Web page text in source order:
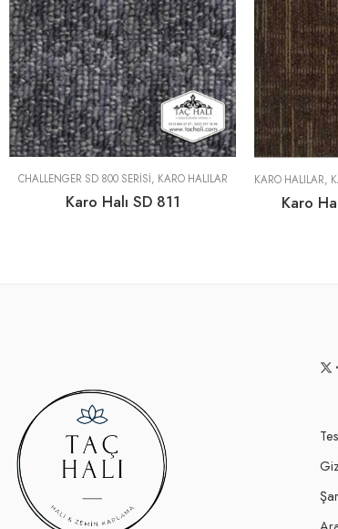
CHALLENGER SD 800 SERISI, KARO HALILAR
Karo Halı SD 811
KARO HALILAR,
Karo